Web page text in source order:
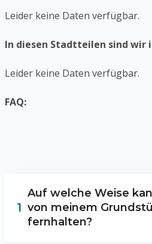
Leider keine Daten verfügbar.
In diesen Stadtteilen sind wir
Leider keine Daten verfügbar.
FAQ:
1
Auf welche Weise
von meinem Grundstück
fernhalten?